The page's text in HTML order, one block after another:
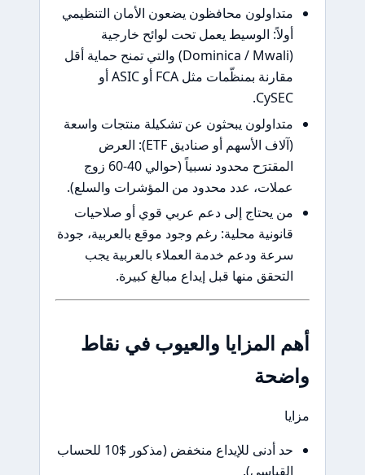
متداولون محافظون يضعون الأمان التنظيمي
أولاً: الوسيط يعمل تحت لوائح خارجية
(Dominica / Mwali) والتي تمنح حماية أقل
مقارنة بمنظّمات مثل FCA أو ASIC أو
CySEC.
متداولون يبحثون عن تشكيلة منتجات واسعة
(آلاف الأسهم أو صناديق ETF): العرض
المقترَح محدود نسبياً (حوالي 40-60 زوج
عملات، عدد محدود من المؤشرات والسلع).
من يحتاج إلى دعم عربي قوي أو صلاحيات
قانونية محلية: رغم وجود موقع بالعربية، جودة
سرعة ودعم خدمة العملاء بالعربية يجب
التحقق منها قبل إيداع مبالغ كبيرة.
أهم المزايا والعيوب في نقاط
واضحة
حد أدنى للإيداع منخفض (مذكور $10 للحساب
القياسي).